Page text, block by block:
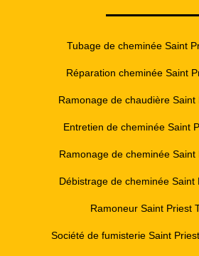
Tubage de cheminée Saint
Réparation cheminée Saint
Ramonage de chaudière Saint
Entretien de cheminée Saint
Ramonage de cheminée Saint
Débistrage de cheminée Saint
Ramoneur Saint Priest
Société de fumisterie Saint